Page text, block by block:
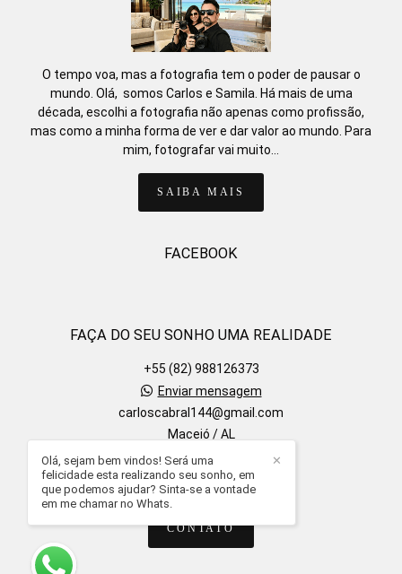
O tempo voa, mas a fotografia tem o poder de pausar o
mundo. Olá, somos Carlos e Samila. Há mais de uma
década, escolhi a fotografia não apenas como profissão,
mas como a minha forma de ver e dar valor ao mundo. Para
mim, fotografar vai muito...
SAIBA MAIS
FACEBOOK
FAÇA DO SEU SONHO UMA REALIDADE
+55 (82) 988126373
Enviar mensagem
carloscabral144@gmail.com
Maceió / AL
CONTATO
✕
Olá, sejam bem vindos! Será uma
felicidade esta realizando seu sonho, em
que podemos ajudar? Sinta-se a vontade
em me chamar no Whats.